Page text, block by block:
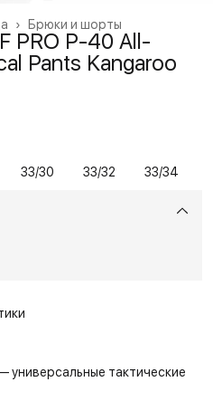
Брюки и шорты
›
PRO P-40 All-
Pants Kangaroo
33/30 33/32 33/34
универсальные тактические